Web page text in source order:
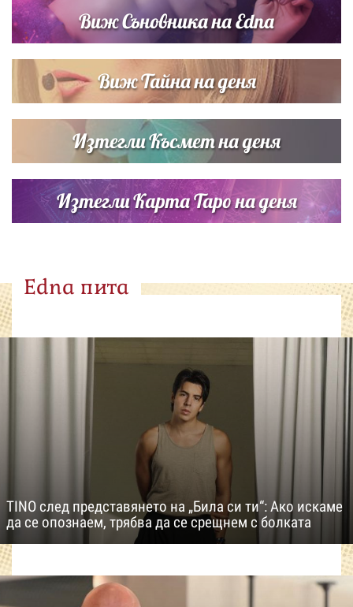
Виж Съновника на Edna
Виж Тайна на деня
Изтегли Късмет на деня
Изтегли Карта Таро на деня
Edna пита
TINO след представянето на „Била си ти“: Ако искаме
да се опознаем, трябва да се срещнем с болката